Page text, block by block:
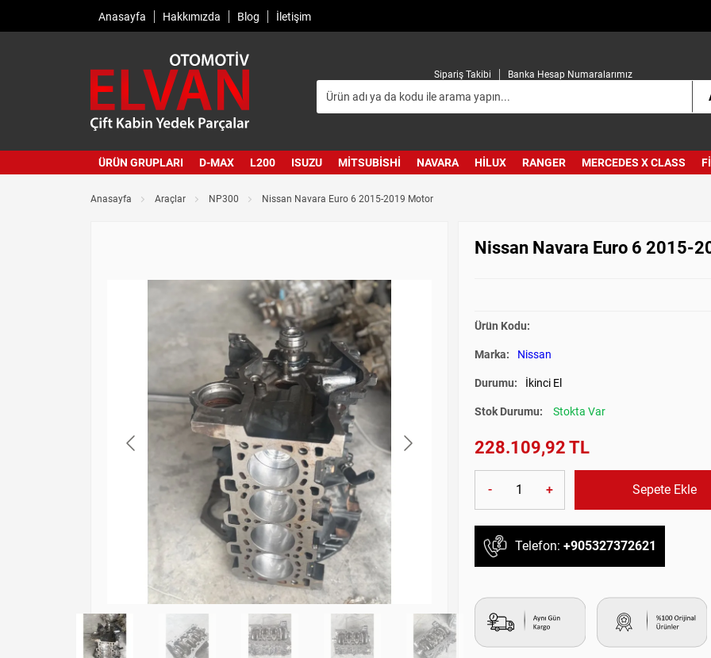
Anasayfa Hakkımızda Blog İletişim
Sipariş Takibi Banka Hesap Numaralarımız
ÜRÜN GRUPLARI D-MAX L200 ISUZU MITSUBISHI NAVARA HILUX RANGER MERCEDES X CLASS
Anasayfa Araçlar NP300 Nissan Navara Euro 6 2015-2019 Motor
Nissan Navara Euro 6 2015-
Ürün Kodu:
Marka: Nissan
Durumu: İkinci El
Stok Durumu: Stokta Var
228.109,92 TL
- + Sepete Ekle
Telefon: +905327372621